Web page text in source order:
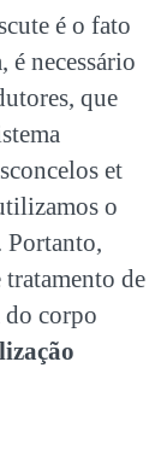
é o fato
é necessário
que
et
o
Portanto,
de
do corpo